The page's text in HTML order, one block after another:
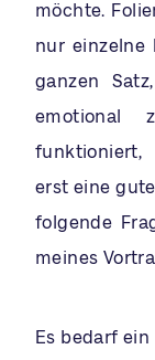
möchte.
nur einzelne
ganzen
emotional
funktioniert,
erst eine
folgende
meines
Es bedarf